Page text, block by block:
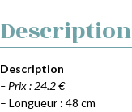
Description
Description
– Prix : 24.2 €
– Longueur : 48 cm